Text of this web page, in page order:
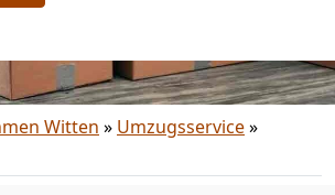
Witten » Umzugsservice»